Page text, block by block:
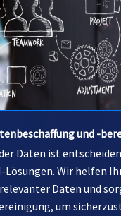
und -
Daten ist
Lösungen. Wir helfen
Daten und
um